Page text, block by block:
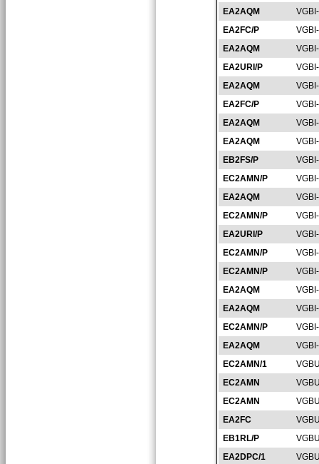
EA2AQM
EA2FC/P
EA2AQM
EA2URI/P
EA2AQM
EA2FC/P
EA2AQM
EA2AQM
EB2FS/P
EC2AMN/P
EA2AQM
EC2AMN/P
EA2URI/P
EC2AMN/P
EC2AMN/P
EA2AQM
EA2AQM
EC2AMN/P
EA2AQM
EC2AMN/1
EC2AMN
EC2AMN
EA2FC
EB1RL/P
EA2DPC/1